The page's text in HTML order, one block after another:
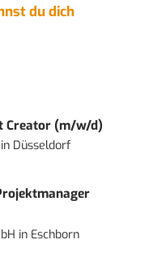
du dich
Creator (m/w/d)
in Düsseldorf
in Eschborn